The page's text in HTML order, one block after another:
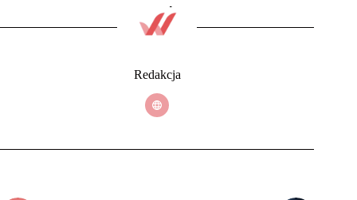
Redakcja